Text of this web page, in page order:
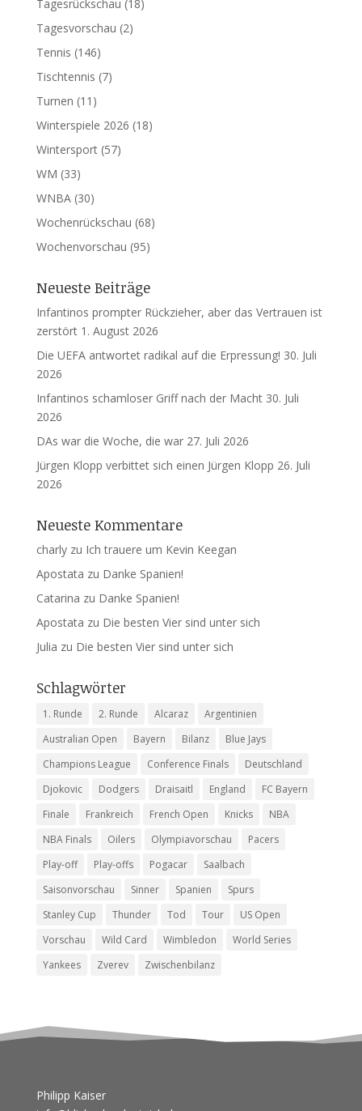
Tagesrückschau (18)
Tagesvorschau (2)
Tennis (146)
Tischtennis (7)
Turnen (11)
Winterspiele 2026 (18)
Wintersport(57)
WM (33)
WNBA(30)
Wochenrückschau (68)
Wochenvorschau (95)
Neueste Beiträge
Infantinos prompter Rückzieher, aber das Vertrauen ist
zerstört 1. August 2026
Die UEFA antwortet radikal auf die Erpressung! 30. Juli
2026
Infantinos schamloser Griff nach der Macht 30. Juli
2026
DAs war die Woche, die war 27. Juli 2026
Jürgen Klopp verbittet sich einen Jürgen Klopp 26. Juli
2026
Neueste Kommentare
charlyzu Ich trauere um Kevin Keegan
Apostata zu Danke Spanien!
Catarina zu Danke Spanien!
Apostata zu Die besten Vier sind unter sich
Julia zu Die besten Vier sind unter sich
Schlagwörter
1. Runde 2. Runde Alcaraz
Argentinien
Australian Open
Bayern Bilanz
Blue Jays
Champions League
Conference Finals
Deutschland
Djokovic
Dodgers Draisaitl England
FC Bayern
Finale
Frankreich French Open Knicks
NBA
NBA Finals
Oilers Olympiavorschau
Pacers
Play-off
Play-offs Pogacar
Saalbach
Saisonvorschau
Sinner Spanien
Spurs
Stanley Cup
Thunder Tod Tour
US Open
Vorschau
Wild Card Wimbledon
World Series
Yankees
Zverev Zwischenbilanz
Philipp Kaiser